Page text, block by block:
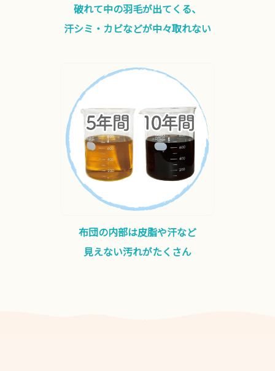
破れて中の羽毛が出てくる、
汗シミ・カビなどが中々取れない
布団の内部は皮脂や汗など
見えない汚れがたくさん